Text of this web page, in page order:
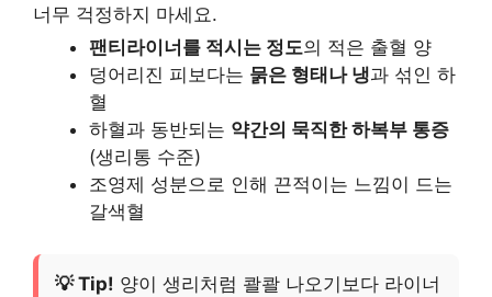
너무 걱정하지 마세요.
팬티라이너를 적시는 정도의 적은 출혈 양
덩어리진 피보다는 묽은 형태나 냉과 섞인 하
혈
하혈과 동반되는 약간의 묵직한 하복부 통증
(생리통 수준)
조영제 성분으로 인해 끈적이는 느낌이 드는
갈색혈
💡 Tip! 양이 생리처럼 콸콸 나오기보다 라이너